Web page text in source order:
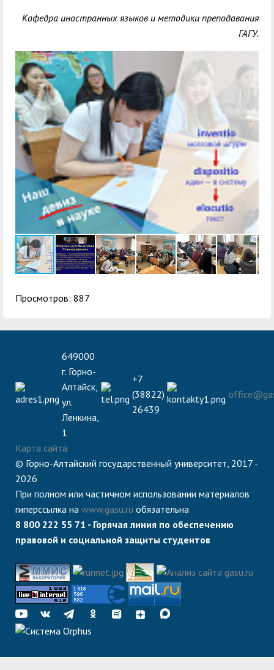
Кафедра иностранных языков и методики преподавания
ГАГУ.
Просмотров: 887
649000
г. Горно-
Алтайск,
ул.
Ленкина,
1
+7
(38822)
26439
Карта сайта
© Горно-Алтайский государственный университет, 2017 -
2026
При полном или частичном использовании материалов
гиперссылка на www.gasu.ru обязательна
8 800 222 55 71 - Горячая линия по обеспечению
правовой и социальной защиты студентов